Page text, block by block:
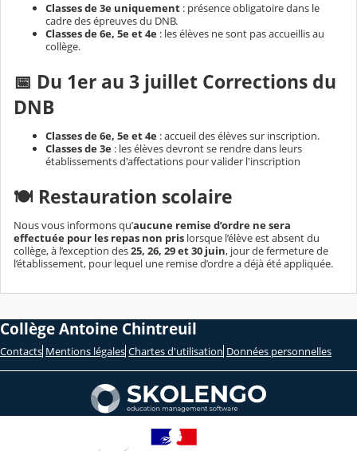
Classes de 3e uniquement : présence obligatoire dans le
cadre des épreuves du DNB.
Classes de 6e, 5e et 4e : les élèves ne sont pas accueillis au
collège.
📅 Du 1er au 3 juillet Corrections du
DNB
Classes de 6e, 5e et 4e : accueil des élèves sur inscription.
Classes de 3e : les élèves devront se rendre dans leurs
établissements d'affectations pour valider l'inscription
🍽️ Restauration scolaire
Nous vous informons qu’aucune remise d’ordre ne sera
effectuée pour les repas non pris lorsque l’élève est absent du
collège, à l’exception des25, 26, 29 et 30 juin, jour de fermeture de
l’établissement, pour lequel une remise d’ordre a déjà été appliquée.
Collège Antoine Chintreuil
Contacts Mentions légales Chartes d'utilisation Données personnelles